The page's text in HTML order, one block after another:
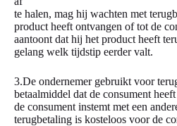
te halen, mag hij wachten met
product heeft ontvangen of tot de
aantoont dat hij het product heeft
gelang welk tijdstip eerder valt.
3.De ondernemer gebruikt voor
betaalmiddel dat de consument
de consument instemt met een
terugbetaling is kosteloos voor de